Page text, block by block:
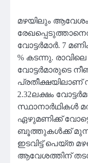
മഴയിലും
വോട്ടര്‍മാര്‍. 7
% കടന്നു.
വോട്ടർമാരുടെ
2.32ലക്ഷം
സ്ഥാനാര്‍ഥികള്‍
ഏഴുമണിക്ക്
ബൂത്തുകള്‍ക്ക്
ഇടവിട്ട് പെയ്ത
ആവേശത്തിന്